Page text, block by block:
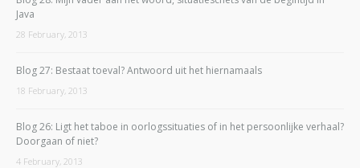
Java
28 February, 2013
Blog 27: Bestaat toeval? Antwoord uit het hiernamaals
18 February, 2013
Blog 26: Ligt het taboe in oorlogssituaties of in het persoonlijke verhaal?
Doorgaan of niet?
4 February, 2013